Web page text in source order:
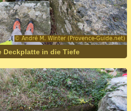
Deckplatte in die Tiefe